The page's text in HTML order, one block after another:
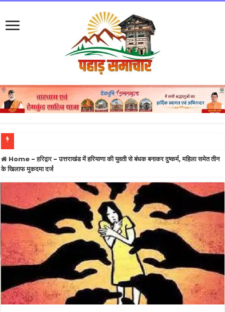
तीलू रौतेली राज्य स्त्री शक्ति पुरस्कार के लिए 13 महिलाओं का चयन, राज्य स्तरीय आंगनबाड़ी
Home - हरिद्वार- उत्तराखंड में हरियाणा की युवती से बंधक बनाकर दुष्कर्म, महिला समेत तीन
के खिलाफ मुकदमा दर्ज